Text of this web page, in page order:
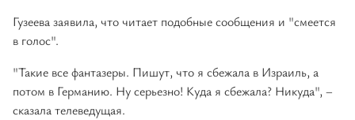
Гузеева заявила, что читает подобные сообщения и "смеется
в голос".
"Такие все фантазеры. Пишут, что я сбежала в Израиль, а
потом в Германию. Ну серьезно! Куда я сбежала? Никуда", –
сказала телеведущая.